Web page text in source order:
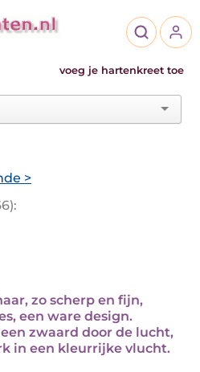
voeg je hartenkreet toe
>
zo scherp en fijn,
een ware design.
zwaard door de lucht,
in een kleurrijke vlucht.